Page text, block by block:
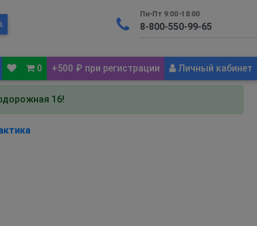
Пн-Пт 9:00-18:00
0 +500 ₽ при регистрации Личный кабинет
16!